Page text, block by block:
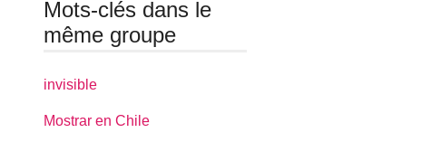
Mots-clés dans le
même groupe
invisible
Mostrar en Chile